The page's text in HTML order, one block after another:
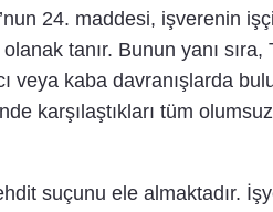
24. maddesi, işverenin
tanır. Bunun yanı
veya kaba davranışlarda
karşılaştıkları tüm
suçunu ele almaktadır.